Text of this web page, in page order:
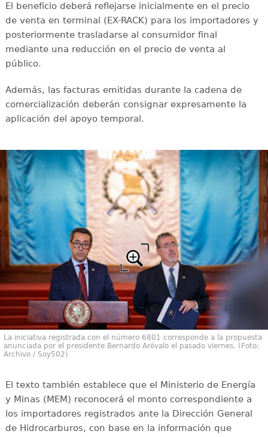
El beneficio deberá reflejarse inicialmente en el precio
de venta en terminal (EX-RACK) para los importadores y
posteriormente trasladarse al consumidor final
mediante una reducción en el precio de venta al
público.
Además, las facturas emitidas durante la cadena de
comercialización deberán consignar expresamente la
aplicación del apoyo temporal.
La iniciativa registrada con el número 6801 corresponde a la propuesta
anunciada por el presidente Bernardo Arévalo el pasado viernes. (Foto:
Archivo / Soy502)
El texto también establece que el Ministerio de Energía
y Minas (MEM) reconocerá el monto correspondiente a
los importadores registrados ante la Dirección General
de Hidrocarburos, con base en la información que